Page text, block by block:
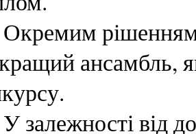
Окремим
ансамбль,
залежності від